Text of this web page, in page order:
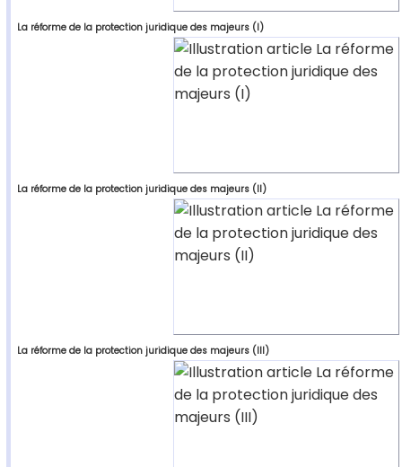
La réforme de la protection juridique des majeurs (I)
La réforme de la protection juridique des majeurs (II)
La réforme de la protection juridique des majeurs (III)